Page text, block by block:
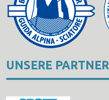
UNSERE PARTNER